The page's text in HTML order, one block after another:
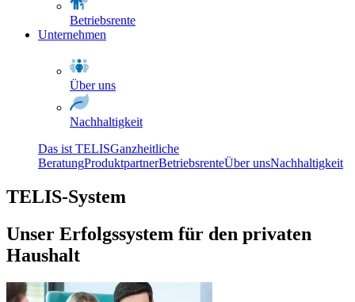
Betriebsrente
Unternehmen
Über uns
Nachhaltigkeit
Das ist TELISGanzheitliche
BeratungProduktpartnerBetriebsrenteÜber unsNachhaltigkeit
TELIS-System
Unser Erfolgssystem für den privaten
Haushalt